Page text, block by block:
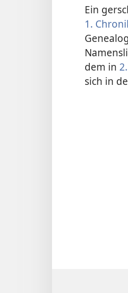
Ein
1.
dem in
sich in